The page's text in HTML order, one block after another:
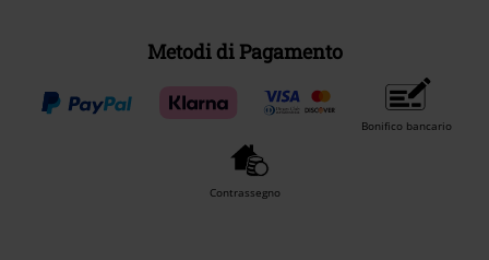
Metodi di Pagamento
Bonifico bancario
Contrassegno